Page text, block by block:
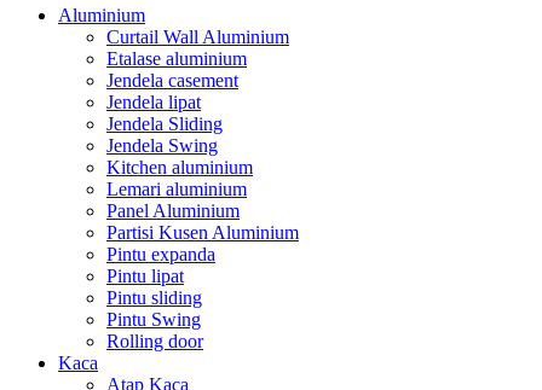
Aluminium
Curtail Wall Aluminium
Etalase aluminium
Jendela casement
Jendela lipat
Jendela Sliding
Jendela Swing
Kitchen aluminium
Lemari aluminium
Panel Aluminium
Partisi Kusen Aluminium
Pintu expanda
Pintu lipat
Pintu sliding
Pintu Swing
Rolling door
Kaca
Atap Kaca